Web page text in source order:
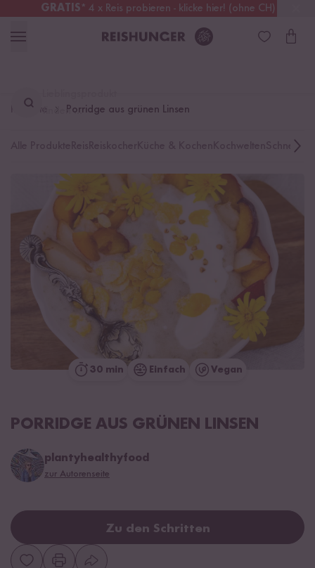
GRATIS* 4 x Reis probieren - klicke hier! (ohne CH)
Deutschland Kostenloser Versand
finden ...
Rezepte Porridge aus grünen Linsen
Schnelle
30 min Einfach Vegan
PORRIDGE AUS GRÜNEN LINSEN
plantyhealthyfood
zur Autorenseite
Zu den Schritten